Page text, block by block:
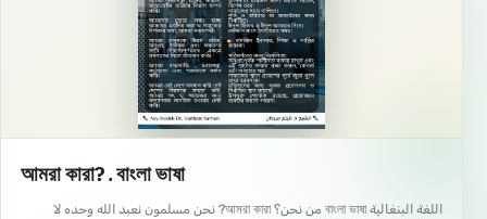
আমরা কারা? ـ বাংলা ভাষা
اللغة البنغالية বাংলা ভাষা من نحن؟ আমরা কারা? نحن مسلمون نعبد الله وحده لا